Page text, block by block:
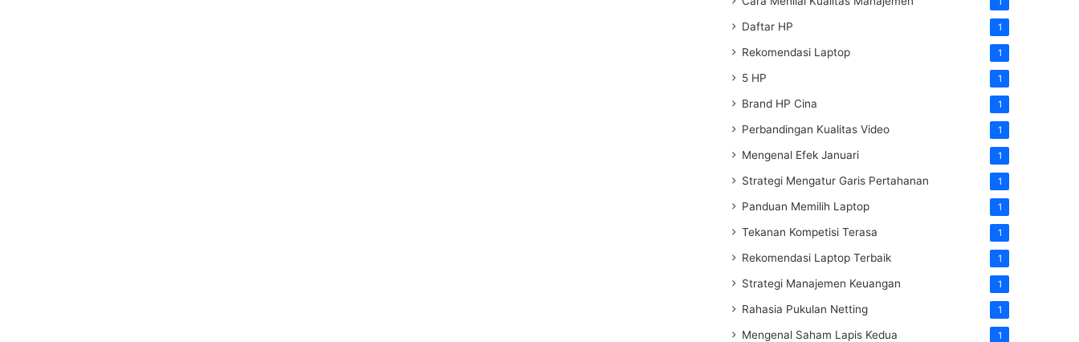
Daftar HP 1
Rekomendasi Laptop 1
5 HP 1
Brand HP Cina 1
Perbandingan Kualitas Video 1
Mengenal Efek Januari 1
Strategi Mengatur Garis Pertahanan 1
Panduan Memilih Laptop 1
Tekanan Kompetisi Terasa 1
Rekomendasi Laptop Terbaik 1
Strategi Manajemen Keuangan 1
Rahasia Pukulan Netting 1
Mengenal Saham Lapis Kedua 1